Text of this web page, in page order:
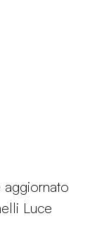
aggiornato
Luce